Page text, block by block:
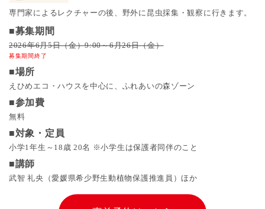
専門家によるレクチャーの後、野外に昆虫採集・観察に行きます。
■募集期間
2026年6月5日（金）9:00～6月26日（金）
募集期間終了
■場所
えひめエコ・ハウスを中心に、ふれあいの森ゾーン
■参加費
無料
■対象・定員
小学1年生～18歳 20名 ※小学生は保護者同伴のこと
■講師
武智 礼央（愛媛県希少野生動植物保護推進員）ほか